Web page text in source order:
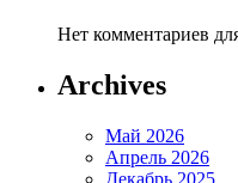
Нет комментариев
Archives
Май 2026
Апрель 2026
Декабрь 2025